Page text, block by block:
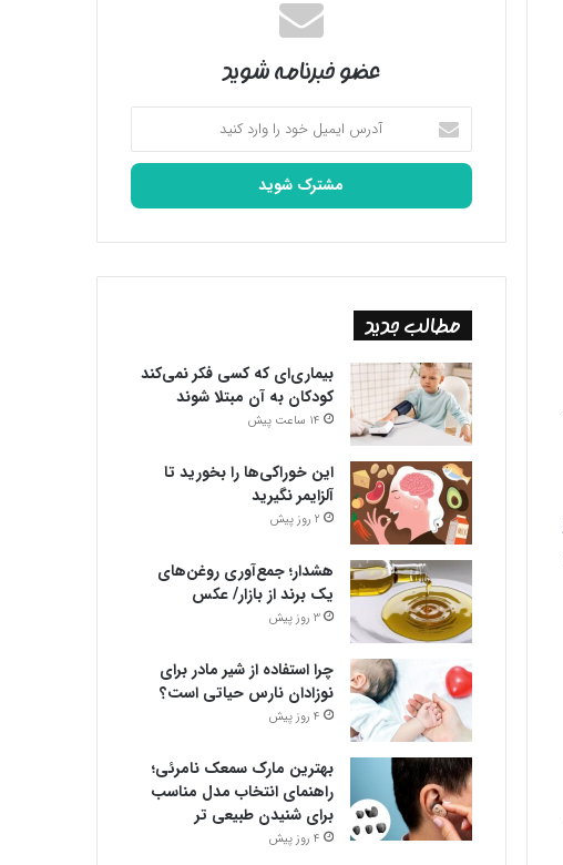
عضو خبرنامه شوید
آدرس
ایمیل
خود
وارد
مطالب جدید
بیماری‌ای که کسی فکر نمی‌کند
کودکان به آن مبتلا شوند
14 ساعت پیش
این خوراکی‌ها را بخورید تا
آلزایمر نگیرید
2 روز پیش
هشدار؛ جمع‌آوری روغن‌های
یک برند از بازار/ عکس
3 روز پیش
چرا استفاده از شیر مادر برای
نوزادان نارس حیاتی است؟
4 روز پیش
بهترین مارک سمعک نامرئی؛
راهنمای انتخاب مدل مناسب
برای شنیدن طبیعی تر
4 روز پیش